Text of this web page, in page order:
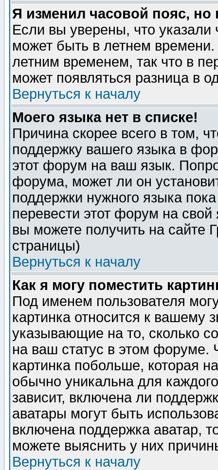
Я изменил часовой пояс,
Если вы уверены, что указали
может быть в летнем
летним временем, так что в
может появляться разница в
Вернуться к началу
Моего языка нет в списке!
Причина скорее всего в том,
поддержку вашего языка в
этот форум на ваш язык.
форума, может ли он
поддержки нужного языка
перевести этот форум на
вы можете получить на сайте
страницы)
Вернуться к началу
Как я могу поместить
Под именем пользователя
картинка относится к вашему
указывающие на то, сколько
на ваш статус в этом форуме.
картинка побольше, которая
обычно уникальна для
зависит, включена ли
аватары могут быть
включена поддержка аватар,
можете выяснить у них
Вернуться к началу